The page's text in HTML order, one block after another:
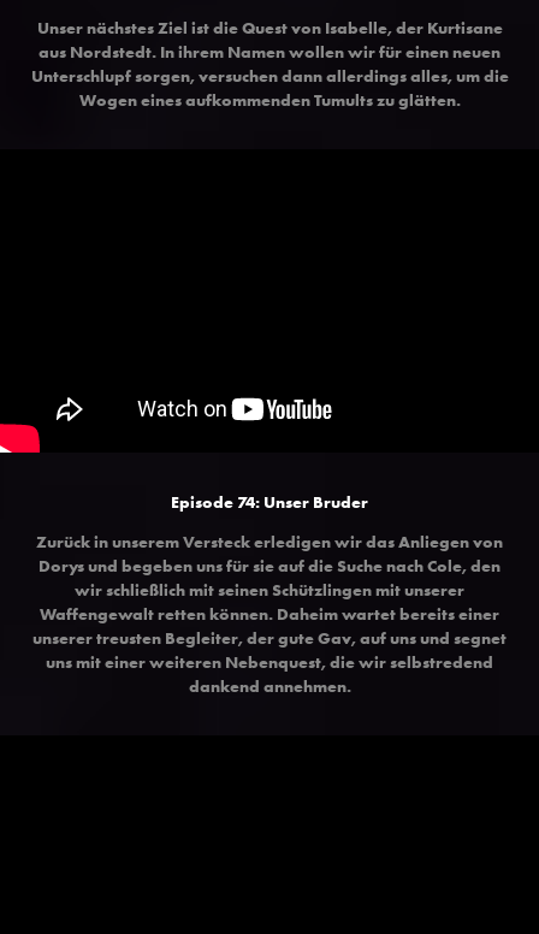
Unser nächstes Ziel ist die Quest von Isabelle, der Kurtisane
aus Nordstedt. In ihrem Namen wollen wir für einen neuen
Unterschlupf sorgen, versuchen dann allerdings alles, um die
Wogen eines aufkommenden Tumults zu glätten.
Episode 74: Unser Bruder
Zurück in unserem Versteck erledigen wir das Anliegen von
Dorys und begeben uns für sie auf die Suche nach Cole, den
wir schließlich mit seinen Schützlingen mit unserer
Waffengewalt retten können. Daheim wartet bereits einer
unserer treusten Begleiter, der gute Gav, auf uns und segnet
uns mit einer weiteren Nebenquest, die wir selbstredend
dankend annehmen.